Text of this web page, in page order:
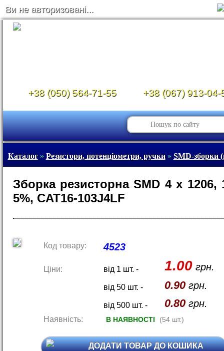
Ви не авторизовані...
+38 (050) 564-71-55 +38 (067) 913-04-
Каталог» Резистори, потенціометри, ручки» SMD-зборки
Зборка резисторна SMD 4 x 1206,
5%, CAT16-103J4LF
Код товару: 4523
Ціни: від 1 шт. - 1.00грн.
від 50 шт. - 0.90грн.
від 500 шт. - 0.80грн.
Наявність: В НАЯВНОСТІ (54 шт.)
ДОДАТИ ТОВАР ДО КОШИКА